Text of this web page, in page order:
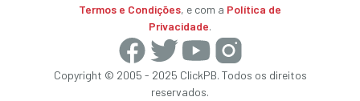
Termos e Condições, e com a Política de
Privacidade.
Copyright © 2005 - 2025 ClickPB. Todos os direitos
reservados.